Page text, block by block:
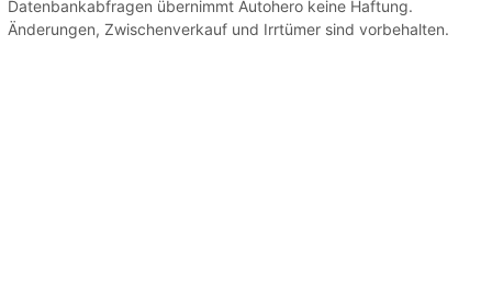
Datenbankabfragen übernimmt Autohero keine Haftung.
Änderungen, Zwischenverkauf und Irrtümer sind vorbehalten.